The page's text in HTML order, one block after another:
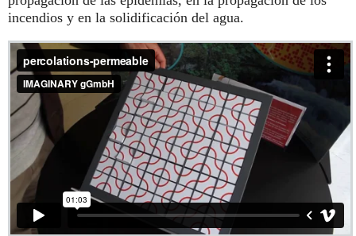
incendios y en la solidificación del agua.